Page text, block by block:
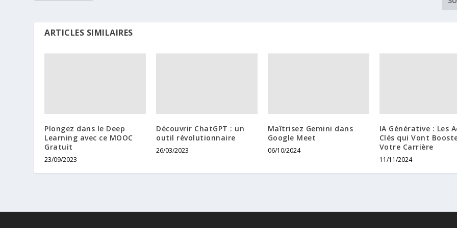
ARTICLES SIMILAIRES
Plongez dans le Deep
Learning avec ce MOOC
Gratuit
23/09/2023
Découvrir ChatGPT : un
outil révolutionnaire
26/03/2023
Maîtrisez Gemini dans
Google Meet
06/10/2024
IA Générative : Les
Clés qui Vont
Votre Carrière
11/11/2024